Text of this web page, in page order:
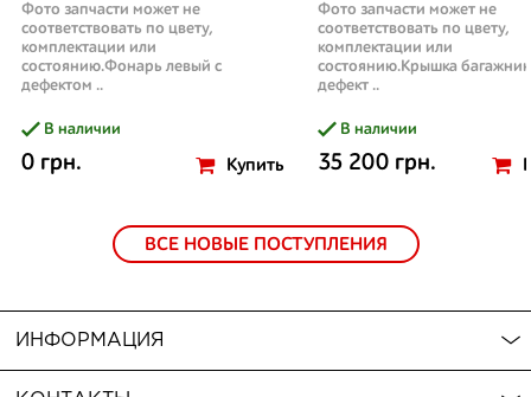
Фото запчасти может не
соответствовать по цвету,
комплектации или
состоянию.Фонарь левый с
дефектом ..
В наличии
0 грн. Купить
Фото запчасти может не
соответствовать по цвету,
комплектации или
состоянию.Крышка
дефект ..
В наличии
35 200 грн.
ВСЕ НОВЫЕ ПОСТУПЛЕНИЯ
ИНФОРМАЦИЯ